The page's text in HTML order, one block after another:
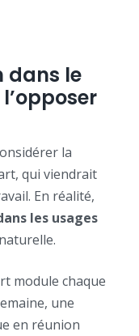
dans le
la
qui viendrait
En réalité,
les usages
module chaque
une
en réunion